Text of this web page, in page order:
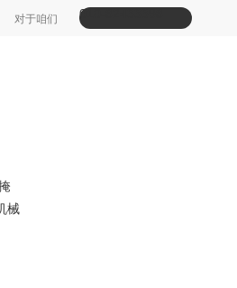
对于咱们 010-82433398
械